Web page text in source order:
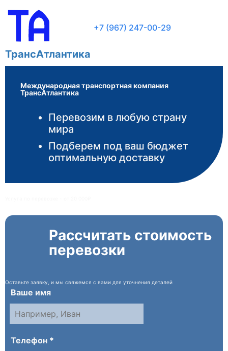
+7 (967) 247-00-29
ТрансАтлантика
Международная транспортная компания
ТрансАтлантика
Перевозим в любую страну
мира
Подберем под ваш бюджет
оптимальную доставку
Рассчитать стоимость
перевозки
Оставьте заявку, и мы свяжемся с вами для уточнения деталей
Ваше имя
Телефон *